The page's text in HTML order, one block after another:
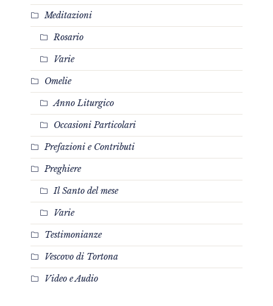
Meditazioni
Rosario
Varie
Omelie
Anno Liturgico
Occasioni Particolari
Prefazioni e Contributi
Preghiere
Il Santo del mese
Varie
Testimonianze
Vescovo di Tortona
Video e Audio